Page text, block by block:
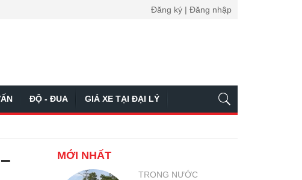
Đăng ký | Đăng nhập
ĐỘ - ĐUA GIÁ XE TẠI ĐẠI LÝ
MỚI NHẤT
TRONG NƯỚC